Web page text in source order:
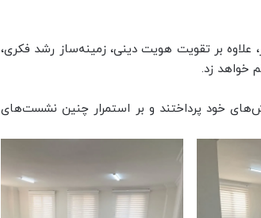
علاوه بر تقویت هویت دینی، زمینه‌ساز رشد فکری،
خواهد زد.
خود پرداختند و بر استمرار چنین نشست‌های